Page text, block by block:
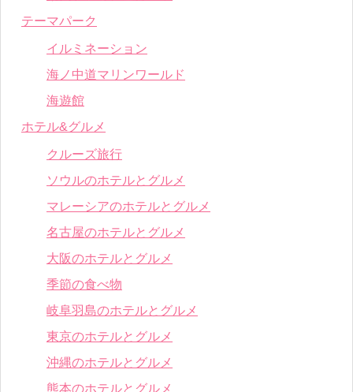
テーマパーク
イルミネーション
海ノ中道マリンワールド
海遊館
ホテル&グルメ
クルーズ旅行
ソウルのホテルとグルメ
マレーシアのホテルとグルメ
名古屋のホテルとグルメ
大阪のホテルとグルメ
季節の食べ物
岐阜羽島のホテルとグルメ
東京のホテルとグルメ
沖縄のホテルとグルメ
熊本のホテルとグルメ